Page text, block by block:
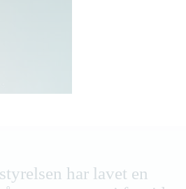
har lavet en